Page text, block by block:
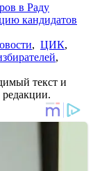
в Раду
кандидатов
, ЦИК,
,
текст и